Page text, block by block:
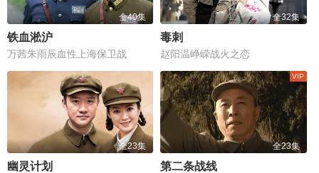
全40集
铁血淞沪
万茜朱雨辰血性上海保卫战
全32集
毒刺
赵阳温峥嵘战火之恋
全23集
幽灵计划
全23集
第二条战线